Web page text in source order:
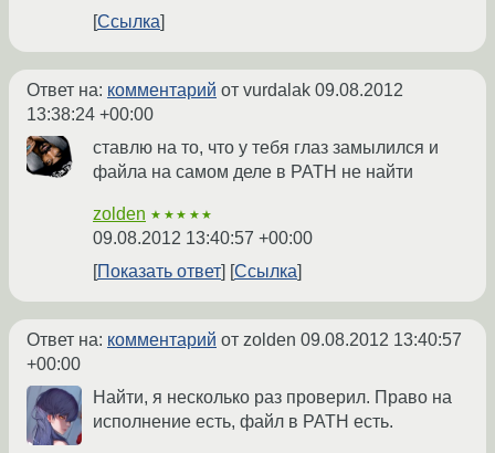
Ссылка
Ответ на: комментарий от vurdalak 09.08.2012
13:38:24 +00:00
ставлю на то, что у тебя глаз замылился и
файла на самом деле в PATH не найти
zolden ★★★★★
09.08.2012 13:40:57 +00:00
Показать ответ
Ссылка
Ответ на: комментарий от zolden 09.08.2012 13:40:57
+00:00
Найти, я несколько раз проверил. Право на
исполнение есть, файл в PATH есть.